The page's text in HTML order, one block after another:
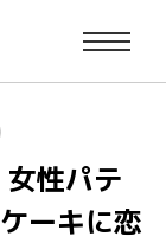
性パテ
ーキに恋